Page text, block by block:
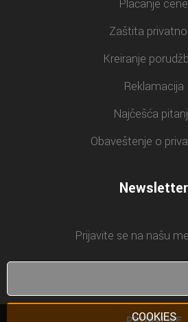
Plaćanje cene
Zaštita
Kreiranje
Reklamacija
Najčešća
Obaveštenje o
Newsletter
Prijavite se na našu
COOKIES